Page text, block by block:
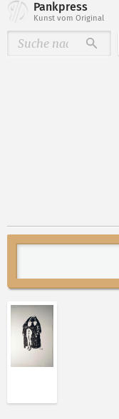
Pankpress
Kunst vom Original
Abbildung 2 von